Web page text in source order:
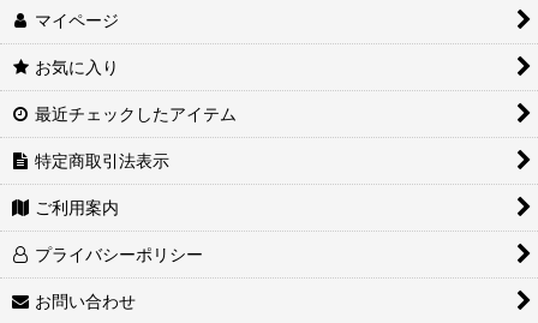
マイページ
お気に入り
最近チェックしたアイテム
特定商取引法表示
ご利用案内
プライバシーポリシー
お問い合わせ